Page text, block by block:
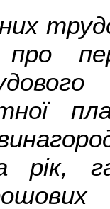
про
рік,